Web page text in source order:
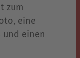
zum
eine
und einen